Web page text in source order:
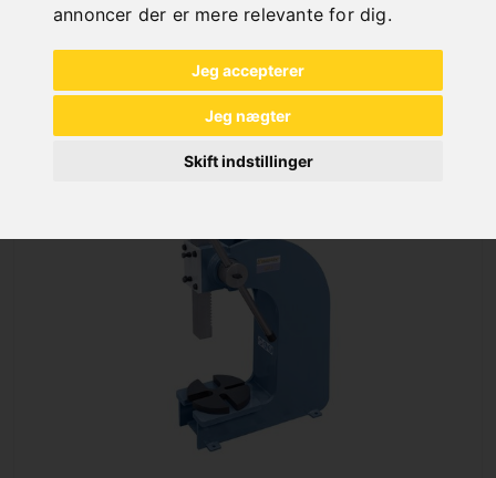
annoncer der er mere relevante for dig.
Jeg accepterer
Jeg nægter
Skift indstillinger
In Stock
Deliverable in 2-3 business days